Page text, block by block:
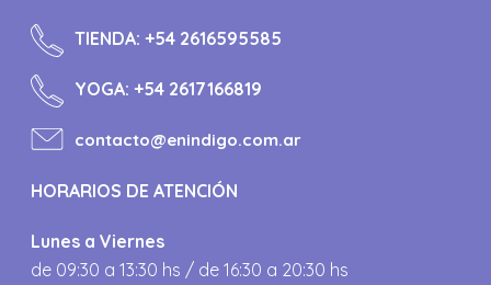
TIENDA:+54 2616595585
YOGA:+54 2617166819
contacto@enindigo.com.ar
HORARIOS DE ATENCIÓN
Lunes a Viernes
de 09:30 a 13:30 hs / de 16:30 a 20:30 hs